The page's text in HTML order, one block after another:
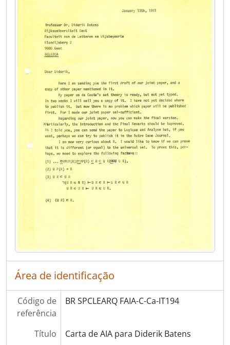
[Item] IT206 - Carta de AIA a Francisco Xavier Caicedo
[Item] IT208 - Carta de AIA a Graham Priest
[Item] IT209 - Carta de AIA a Hristo Smolenov
[Item] IT211 - Carta de AIA a Mrs. J.C. Kwipers
[Item] IT212 - Carta de AIA a Jaime Bohorquez
[Item] IT213 - Carta de AIA a Jaime Bohorquez
[Item] IT214 - Carta de AIA a Jean Norman
[Item] IT215 - Carta de AIA a Kazem Sadegh-Zadeh
[Item] IT216 - Carta de AIA ao Prof. Lorenzo Peña
[Item] IT217 - Carta de AIA ao Prof. Manuel Corrad
[Item] IT218 - Carta de AIA a Marck Palasinski
[Item] IT219 - Carta de AIA Maria da Graça Rodrigues
[Item] IT220 - Carta de AIA Maria da Graça Rodrigues
[Item] IT221 - Carta de AIA ao editor de Mathematical Reviews
[Item] IT222 - Carta de AIA ao professor Newton C.A. da Costa
[Item] IT223 - Carta de AIA a Oswaldo Chateaubriand
[Item] IT224 - Carta de AIA a Oswaldo Chateaubriand
[Item] IT225 - Carta de AIA a Paolo Bottura
[Item] IT226 - Carta de AIA a Paolo Bottura
[Subsérie] Cp - Correspondência Passiva
[Subsérie] Ct - Correspondência de Terceiros
[Série] PIm - Produção Intelectual Manuscrita
[Série] PItm - Produção Intelectual de Terceiros Manuscrita
[Série] Impr - Impressos
[Série] H - Hemeroteca
Área de identificação
Código de
referência
BR SPCLEARQ FAIA-C-Ca-IT194
Título
Carta de AIA para Diderik Batens